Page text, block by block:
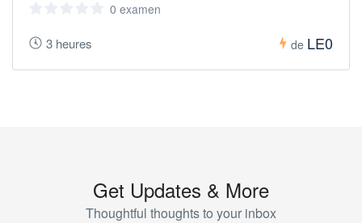
0 examen
3 heures de LE0
Get Updates & More
Thoughtful thoughts to your inbox